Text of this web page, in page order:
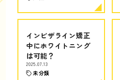
インビザライン矯正
中にホワイトニング
は可能？
2025.07.13
未分類